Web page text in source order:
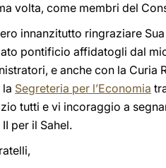
volta, come membri del
innanzitutto ringraziare
pontificio affidatogli dal
e anche con la Curia
la Segreteria per l’Economia
tutti e vi incoraggio a
per il Sahel.